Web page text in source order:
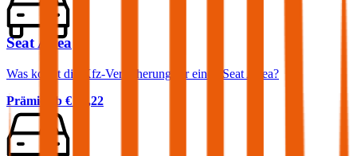
Seat Altea
Was kostet die Kfz-Versicherung für einen Seat Altea?
Prämie ab € 45,22